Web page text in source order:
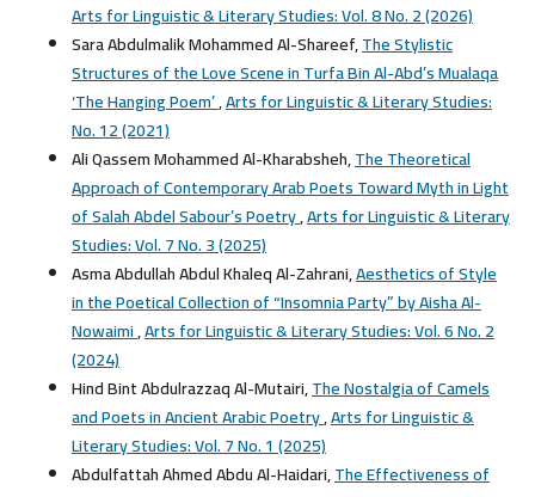
Arts for Linguistic & Literary Studies: Vol. 8 No. 2 (2026)
Sara Abdulmalik Mohammed Al-Shareef,The Stylistic
Structures of the Love Scene in Turfa Bin Al-Abd’s Mualaqa
‘The Hanging Poem’,Arts for Linguistic & Literary Studies:
No. 12 (2021)
Ali Qassem Mohammed Al-Kharabsheh,The Theoretical
Approach of Contemporary Arab Poets Toward Myth in Light
of Salah Abdel Sabour’s Poetry,Arts for Linguistic & Literary
Studies: Vol. 7 No. 3 (2025)
Asma Abdullah Abdul Khaleq Al-Zahrani,Aesthetics of Style
in the Poetical Collection of “Insomnia Party” by Aisha Al-
Nowaimi,Arts for Linguistic & Literary Studies: Vol. 6 No. 2
(2024)
Hind Bint Abdulrazzaq Al-Mutairi,The Nostalgia of Camels
and Poets in Ancient Arabic Poetry,Arts for Linguistic &
Literary Studies: Vol. 7 No. 1 (2025)
Abdulfattah Ahmed Abdu Al-Haidari,The Effectiveness of